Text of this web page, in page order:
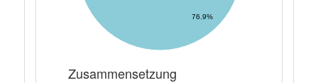
76.9%
Zusammensetzung